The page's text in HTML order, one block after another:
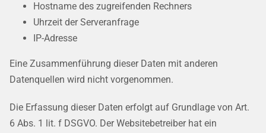
Hostname des zugreifenden Rechners
Uhrzeit der Serveranfrage
IP-Adresse
Eine Zusammenführung dieser Daten mit anderen
Datenquellen wird nicht vorgenommen.
Die Erfassung dieser Daten erfolgt auf Grundlage von Art.
6 Abs. 1 lit. f DSGVO. Der Websitebetreiber hat ein